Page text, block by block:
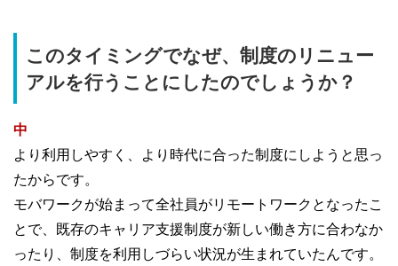
このタイミングでなぜ、制度のリニュー
アルを行うことにしたのでしょうか？
中
より利用しやすく、より時代に合った制度にしようと思っ
たからです。
モバワークが始まって全社員がリモートワークとなったこ
とで、既存のキャリア支援制度が新しい働き方に合わなか
ったり、制度を利用しづらい状況が生まれていたんです。